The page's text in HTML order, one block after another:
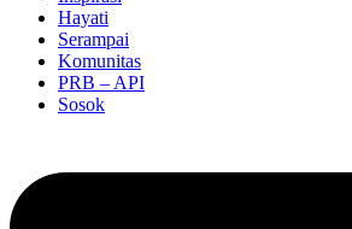
Hayati
Serampai
Komunitas
PRB – API
Sosok